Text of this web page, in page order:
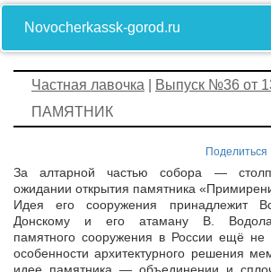
Novocherkassk-gorod.ru
Частная лавочка Выпуск №36 от
ПАМЯТНИК
Поделиться
За алтарной частью собора —
ожидании открытия памятника
Идея его сооружения принадлежит
Донскому и его атаману В.
памятного сооружения в России ещё
особенности архитектурного решения